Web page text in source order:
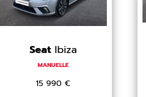
Seat Ibiza
MANUELLE
15 990 €